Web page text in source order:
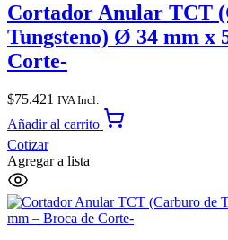
Cortador Anular TCT
Tungsteno) Ø 34 mm x
Corte-
$75.421 IVA Incl.
Añadir al carrito
Cotizar
Agregar a lista